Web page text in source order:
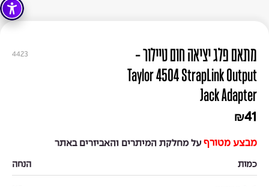
4423
מתאם פלג יציאה חום טיילור -
Taylor 4504 StrapLink Output
Jack Adapter
₪41
מבצע מטורף על מחלקת המיתרים והאביזרים באתר
כמות הנחה